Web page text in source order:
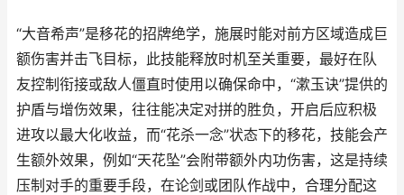
“大音希声”是移花的招牌绝学，施展时能对前方区域造成巨
额伤害并击飞目标，此技能释放时机至关重要，最好在队
友控制衔接或敌人僵直时使用以确保命中，“漱玉诀”提供的
护盾与增伤效果，往往能决定对拼的胜负，开启后应积极
进攻以最大化收益，而“花杀一念”状态下的移花，技能会产
生额外效果，例如“天花坠”会附带额外内功伤害，这是持续
压制对手的重要手段，在论剑或团队作战中，合理分配这